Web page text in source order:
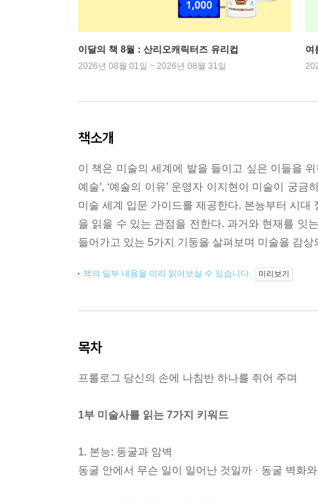
이달의 책 8월 : 산리오캐릭터즈 유리컵
2026년 08월 01일 ~ 2026년 08월 31일
여
책소개
이 책은 미술의 세계에 발을 들이고 싶은 이들을
예술’, ‘예술의 이유’ 운영자 이지현이 미술이 궁
미술 세계 입문 가이드를 제공한다. 본능부터 시
을 읽을 수 있는 관점을 전한다. 과거와 현재를 잇
들어가고 있는 5가지 기둥을 살펴보며 미술을 감
책의 일부 내용을 미리 읽어보실 수 있습니다. 미리보기
목차
프롤로그 당신의 손에 나침반 하나를 쥐어 주며
1부 미술사를 읽는 7가지 키워드
1. 본능: 동굴과 암벽
동굴 안에서 무슨 일이 일어난 것일까 · 동굴 벽화